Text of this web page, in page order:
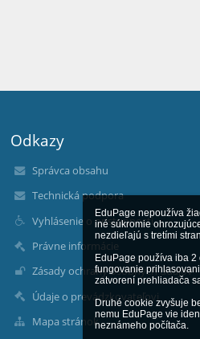
EduPage nepoužíva
iné súkromie
nezdieľajú s tretími
EduPage používa iba
fungovanie
zatvorení prehliadača
Druhé cookie zvyšuje
nemu EduPage vie
neznámeho počítača.
Odkazy
Správca obsahu
Technická podpora
Vyhlásenie o prístupnosti
Právne informácie
Zásady ochrany osobných údajov
Údaje o prevádzkovateľovi
Mapa stránok